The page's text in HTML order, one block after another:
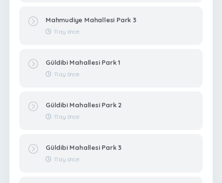
Mahmudiye Mahallesi Park 3
11 ay önce
Güldibi Mahallesi Park 1
11 ay önce
Güldibi Mahallesi Park 2
11 ay önce
Güldibi Mahallesi Park 3
11 ay önce